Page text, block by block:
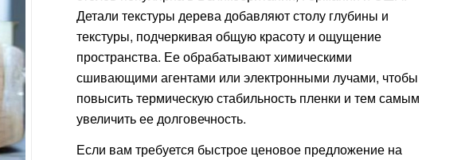
Детали текстуры дерева добавляют столу глубины и
текстуры, подчеркивая общую красоту и ощущение
пространства. Ее обрабатывают химическими
сшивающими агентами или электронными лучами, чтобы
повысить термическую стабильность пленки и тем самым
увеличить ее долговечность.
Если вам требуется быстрое ценовое предложение на